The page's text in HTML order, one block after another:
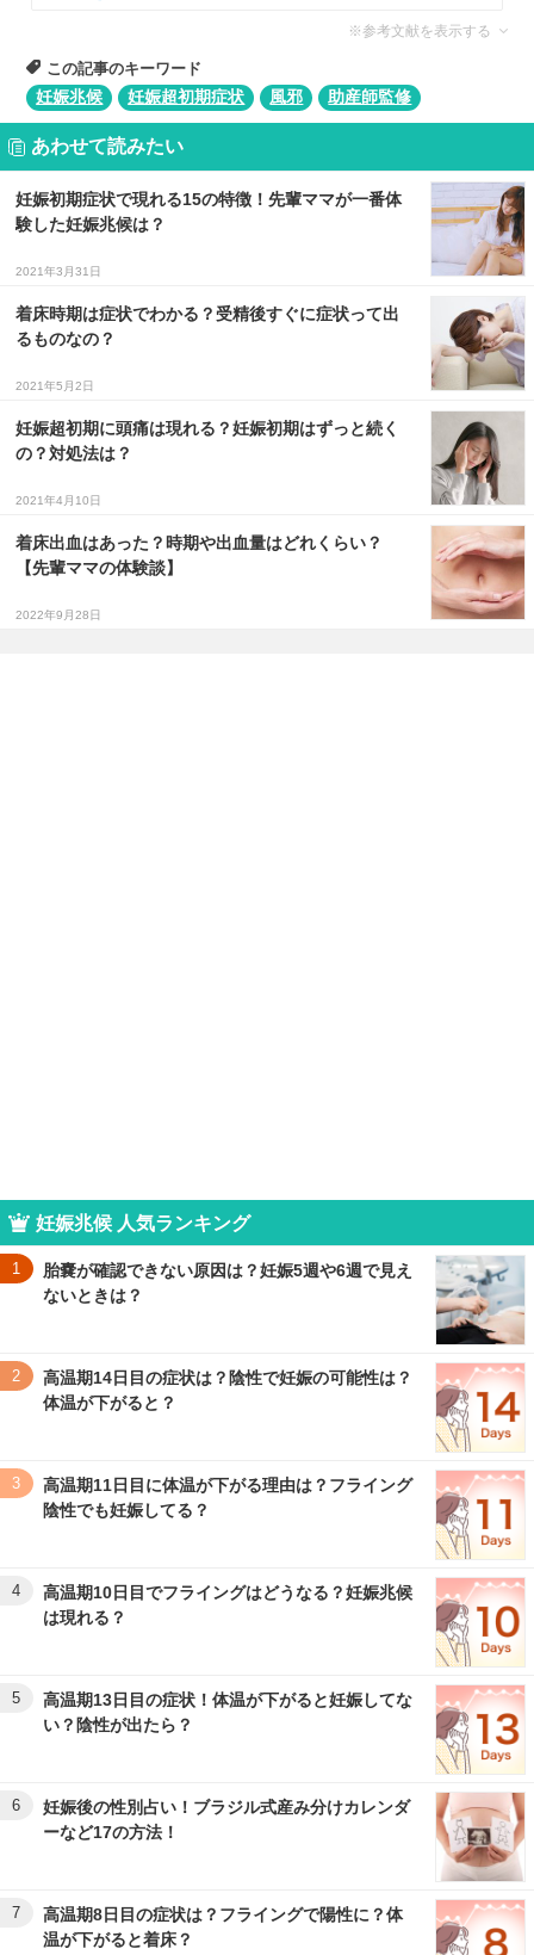
※参考文献を表示する
この記事のキーワード
妊娠兆候
妊娠超初期症状 風邪 助産師監修
あわせて読みたい
妊娠初期症状で現れる15の特徴！先輩ママが一番体
験した妊娠兆候は？
2021年3月31日
着床時期は症状でわかる？受精後すぐに症状って出
るものなの？
2021年5月2日
妊娠超初期に頭痛は現れる？妊娠初期はずっと続く
の？対処法は？
2021年4月10日
着床出血はあった？時期や出血量はどれくらい？
【先輩ママの体験談】
2022年9月28日
妊娠兆候 人気ランキング
1
胎嚢が確認できない原因は？妊娠5週や6週で見え
ないときは？
2
高温期14日目の症状は？陰性で妊娠の可能性は？
体温が下がると？
3
高温期11日目に体温が下がる理由は？フライング
陰性でも妊娠してる？
4
高温期10日目でフライングはどうなる？妊娠兆候
は現れる？
5
高温期13日目の症状！体温が下がると妊娠してな
い？陰性が出たら？
6
妊娠後の性別占い！ブラジル式産み分けカレンダ
ーなど17の方法！
7
高温期8日目の症状は？フライングで陽性に？体
温が下がると着床？